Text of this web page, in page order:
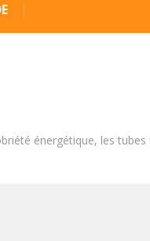
énergétique, les